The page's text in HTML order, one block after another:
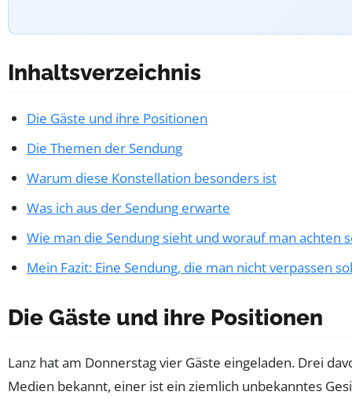
Inhaltsverzeichnis
Die Gäste und ihre Positionen
Die Themen der Sendung
Warum diese Konstellation besonders ist
Was ich aus der Sendung erwarte
Wie man die Sendung sieht und worauf man achten
Mein Fazit: Eine Sendung, die man nicht verpassen
Die Gäste und ihre Positionen
Lanz hat am Donnerstag vier Gäste eingeladen. Drei
Medien bekannt, einer ist ein ziemlich unbekanntes